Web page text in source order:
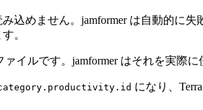
めません。jamformer は自動的に失
。
イルです。jamformer はそれを実際
になり、